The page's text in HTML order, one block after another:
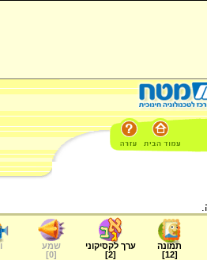
תמונה
[
12
]
ערך לקסיקוני
[
2
]
שמע
[
0
]